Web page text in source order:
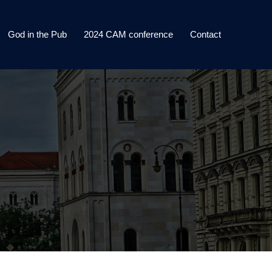
God in the Pub 2024 CAM conference Contact